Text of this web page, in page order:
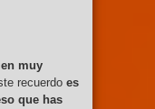
muy
recuerdo es
que has